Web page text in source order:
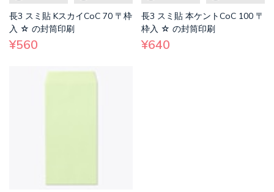
長3 スミ貼 KスカイCoC 70 〒枠
入 ☆ の封筒印刷
¥560
長3 スミ貼 本ケントCoC 100 〒
枠入 ☆ の封筒印刷
¥640